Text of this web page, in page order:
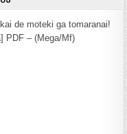
de moteki ga tomaranai!
PDF – (Mega/Mf)